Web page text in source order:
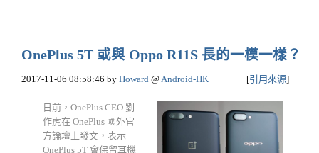
OnePlus 5T 或與 Oppo R11S 長的一模一樣？
2017-11-06 08:58:46 by Howard @Android-HK [引用來源]
日前，OnePlus CEO 劉
作虎在 OnePlus 國外官
方論壇上發文，表示
OnePlus 5T 會保留耳機